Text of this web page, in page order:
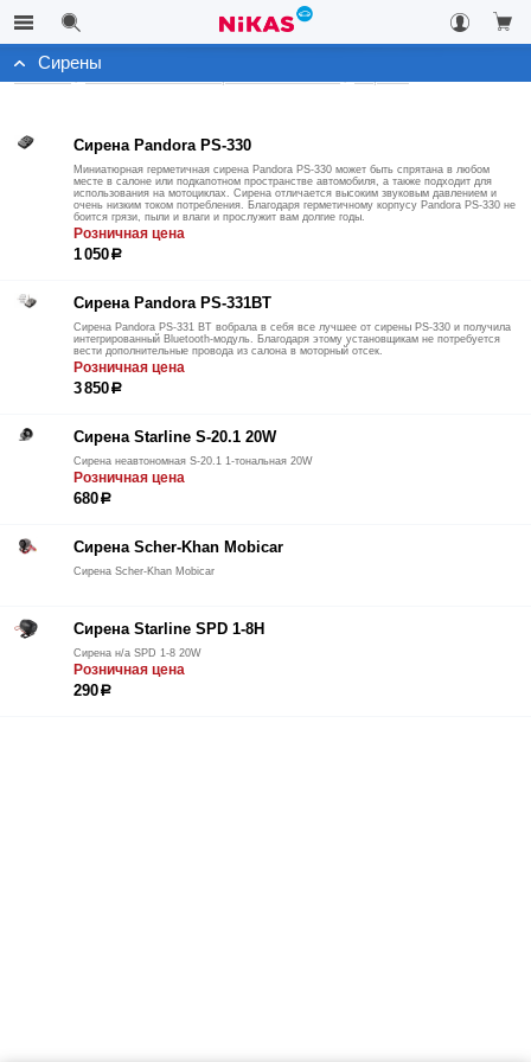
Каталог
Сирены
Сирена Pandora PS-330
Миниатюрная герметичная сирена Pandora PS-330 может быть спрятана в любом
месте в салоне или подкапотном пространстве автомобиля, а также подходит для
использования на мотоциклах. Сирена отличается высоким звуковым давлением и
очень низким током потребления. Благодаря герметичному корпусу Pandora PS-330 не
боится грязи, пыли и влаги и прослужит вам долгие годы.
Розничная цена
1 050р
Сирена Pandora PS-331ВТ
Сирена Pandora PS-331 BT вобрала в себя все лучшее от сирены PS-330 и получила
интегрированный Bluetooth-модуль. Благодаря этому установщикам не потребуется
вести дополнительные провода из салона в моторный отсек.
Розничная цена
3 850р
Сирена Starline S-20.1 20W
Сирена неавтономная S-20.1 1-тональная 20W
Розничная цена
680р
Сирена Scher-Khan Mobicar
Сирена Scher-Khan Mobicar
Сирена Starline SPD 1-8H
Сирена н/а SPD 1-8 20W
Розничная цена
290р